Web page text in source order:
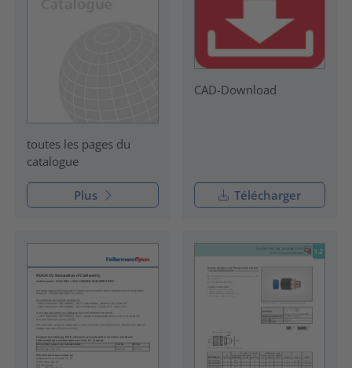
toutes les pages du
catalogue
Plus
CAD-Download
Télécharger